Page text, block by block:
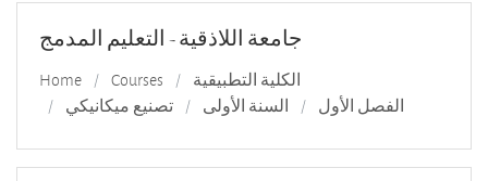
جامعة اللاذقية - التعليم المدمج
Home Courses
الكلية التطبيقية
تصنيع ميكانيكي
السنة الأولى الفصل الأول